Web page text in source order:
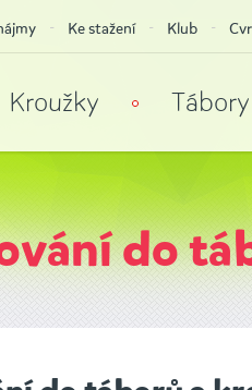
Kroužky Tábory
Ke stažení Klub
do